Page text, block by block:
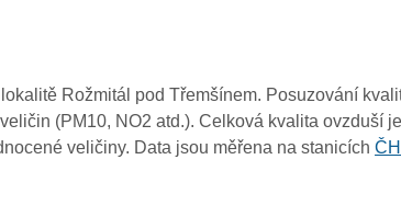
Rožmitál pod Třemšínem. Posuzování
(PM10, NO2 atd.). Celková kvalita ovzduší je
veličiny. Data jsou měřena na stanicích
4
4
4
-
4
4 4
44 4
4
4
4